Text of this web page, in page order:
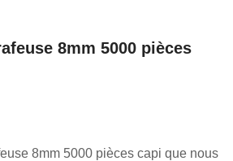
8mm 5000 pièces
8mm 5000 pièces capi que nous